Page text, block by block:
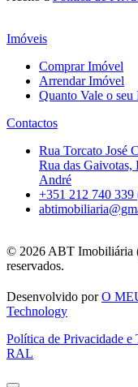
Imóveis
Comprar Imóvel
Arrendar Imóvel
Quanto Vale o seu
Contactos
Rua Torcato José
Rua das
André
+351 212 740 339
© 2026 ABT Imobiliária
reservados.
Desenvolvido porO
Technology
Política de Privacidade e
RAL